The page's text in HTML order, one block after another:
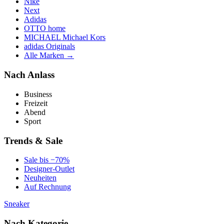
Next
Adidas
OTTO home
MICHAEL Michael Kors
adidas Originals
Alle Marken →
Nach Anlass
Business
Freizeit
Abend
Sport
Trends & Sale
Sale bis −70%
Designer-Outlet
Neuheiten
Auf Rechnung
Sneaker